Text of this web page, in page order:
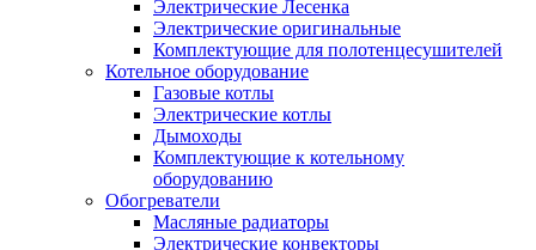
Электрические Лесенка
Электрические оригинальные
Комплектующие для полотенцесушителей
Котельное оборудование
Газовые котлы
Электрические котлы
Дымоходы
Комплектующие к котельному
оборудованию
Обогреватели
Масляные радиаторы
Электрические конвекторы